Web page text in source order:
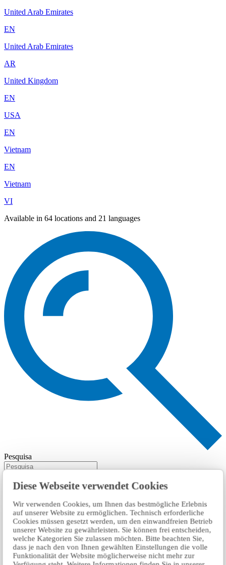
Diese Webseite verwendet Cookies
Wir verwenden Cookies, um Ihnen das bestmögliche Erlebnis
auf unserer Website zu ermöglichen. Technisch erforderliche
Cookies müssen gesetzt werden, um den einwandfreien Betrieb
unserer Website zu gewährleisten. Sie können frei entscheiden,
welche Kategorien Sie zulassen möchten. Bitte beachten Sie,
dass je nach den von Ihnen gewählten Einstellungen die volle
Funktionalität der Website möglicherweise nicht mehr zur
United Arab Emirates
EN
United Arab Emirates
AR
United Kingdom
EN
USA
EN
Vietnam
EN
Vietnam
VI
Available in 64 locations and 21 languages
Pesquisa